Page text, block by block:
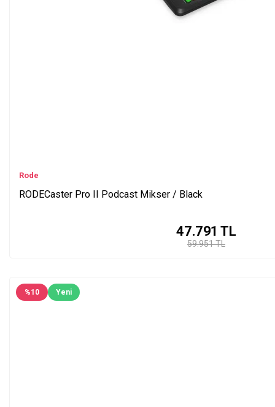
Rode
RODECaster Pro II Podcast Mikser / Black
59.951 TL
47.791 TL
%10 Yeni